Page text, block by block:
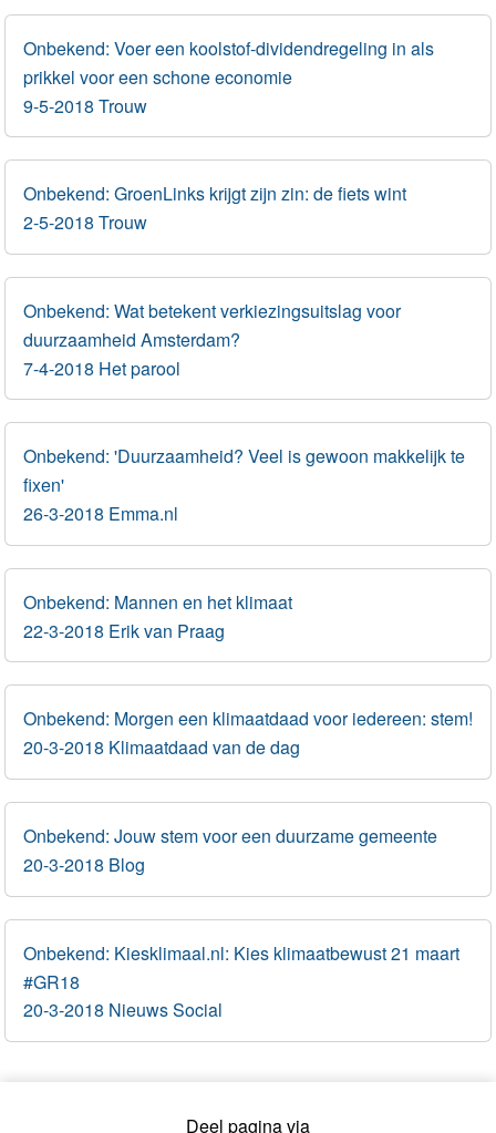
Onbekend: Voer een koolstof-dividendregeling in als
prikkel voor een schone economie
9-5-2018 Trouw
Onbekend: GroenLinks krijgt zijn zin: de fiets wint
2-5-2018 Trouw
Onbekend: Wat betekent verkiezingsuitslag voor
duurzaamheid Amsterdam?
7-4-2018 Het parool
Onbekend: 'Duurzaamheid? Veel is gewoon makkelijk te
fixen'
26-3-2018 Emma.nl
Onbekend: Mannen en het klimaat
22-3-2018 Erik van Praag
Onbekend: Morgen een klimaatdaad voor iedereen: stem!
20-3-2018 Klimaatdaad van de dag
Onbekend: Jouw stem voor een duurzame gemeente
20-3-2018 Blog
Onbekend: Kiesklimaal.nl: Kies klimaatbewust 21 maart
#GR18
20-3-2018 Nieuws Social
Deel pagina via